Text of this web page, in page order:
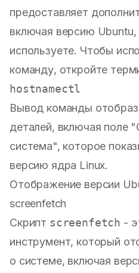
предоставляет
включая версию
используете. Чтобы
команду, откройте
Вывод команды
деталей, включая поле
система", которое
версию ядра Linux.
Отображение версии
screenfetch
Скрипт screenfetch -
инструмент, который
о системе, включая